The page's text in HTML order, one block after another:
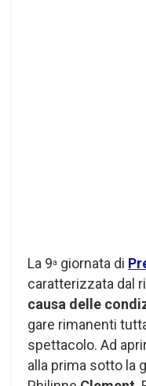
La 9a giornata di
caratterizzata dal
causa delle
gare rimanenti
spettacolo. Ad
alla prima sotto la